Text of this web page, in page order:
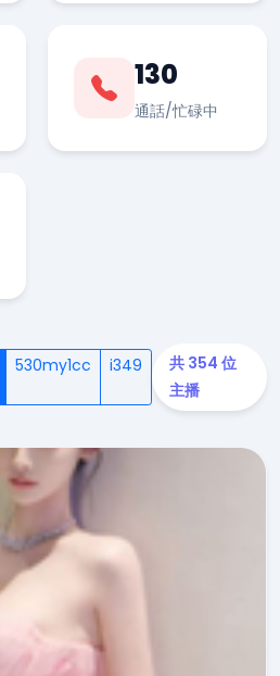
130
通話/忙碌中
530my1cc i349
共 354 位
主播